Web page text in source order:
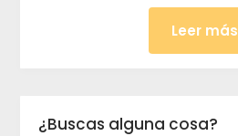
Leer más
¿Buscas alguna cosa?